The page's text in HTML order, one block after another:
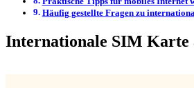
Häufig gestellte Fragen zu
Internationale SIM Karte